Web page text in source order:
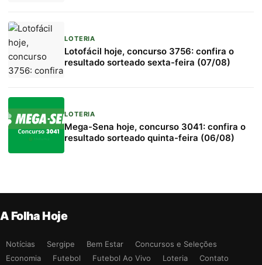
LOTERIA
Lotofácil hoje, concurso 3756: confira o
resultado sorteado sexta-feira (07/08)
LOTERIA
Mega-Sena hoje, concurso 3041: confira o
resultado sorteado quinta-feira (06/08)
A Folha Hoje
Notícias Sergipe Bem Estar
Concursos e Seleções
Economia
Futebol Futebol Ao Vivo Loteria
Contato